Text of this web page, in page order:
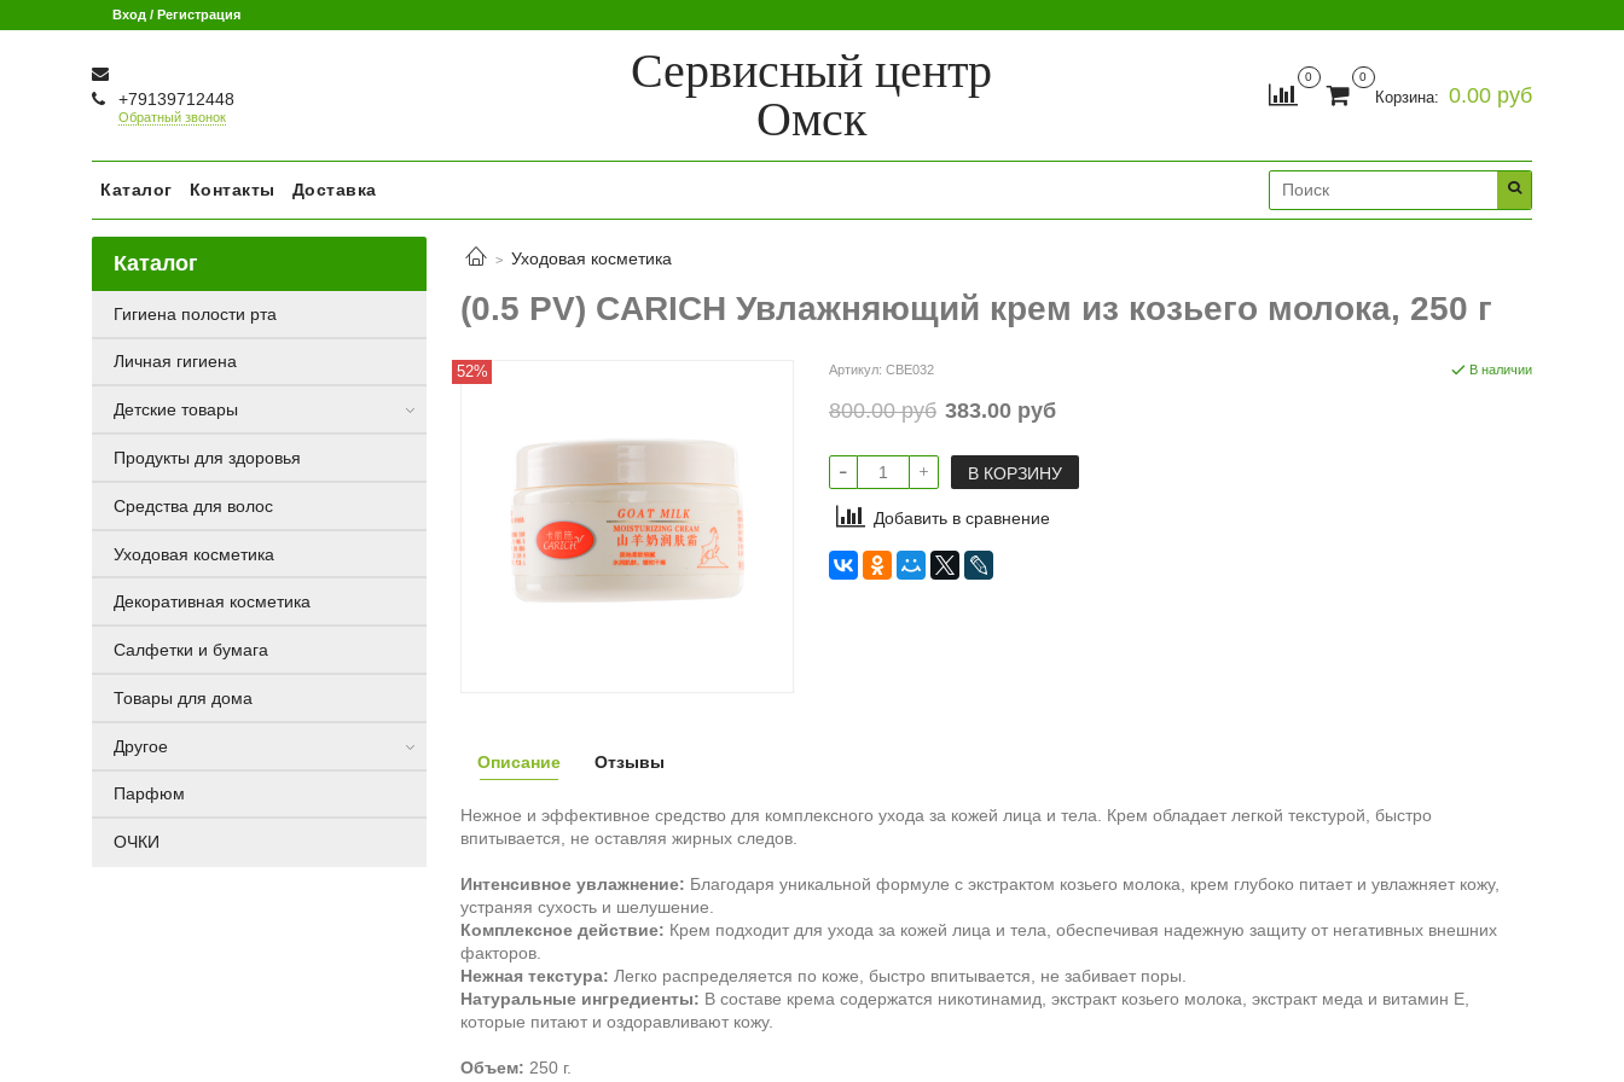
Вход / Регистрация
+79139712448
Обратный звонок
Сервисный центр
Омск
0 0
Корзина: 0.00 руб
Каталог Контакты Доставка
Уходовая косметика
(0.5 PV) CARICH Увлажняющий крем из козьего молока, 250 г
52% Артикул: CBE032 В наличии
800.00 руб 383.00 руб
В КОРЗИНУ
Добавить в сравнение
Описание
Нежное и эффективное средство для комплексного ухода за кожей лица и тела. Крем обладает легкой текстурой, быстро
впитывается, не оставляя жирных следов.
Интенсивное увлажнение: Благодаря уникальной формуле с экстрактом козьего молока, крем глубоко питает и увлажняет кожу,
устраняя сухость и шелушение.
Комплексное действие: Крем подходит для ухода за кожей лица и тела, обеспечивая надежную защиту от негативных внешних
факторов.
Нежная текстура: Легко распределяется по коже, быстро впитывается, не забивает поры.
Натуральные ингредиенты: В составе крема содержатся никотинамид, экстракт козьего молока, экстракт меда и витамин Е,
которые питают и оздоравливают кожу.
Объем: 250 г.
Отзывы
Каталог
Гигиена полости рта
Личная гигиена
Детские товары
Продукты для здоровья
Средства для волос
Уходовая косметика
Декоративная косметика
Салфетки и бумага
Товары для дома
Другое
Парфюм
ОЧКИ